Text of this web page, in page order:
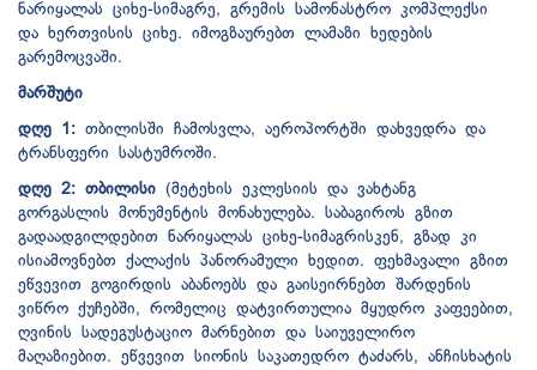
ნარიყალას ციხე-სიმაგრე, გრემის სამონასტრო კომპლექსი
და ხერთვისის ციხე. იმოგზაურებთ ლამაზი ხედების
გარემოცვაში.
მარშუტი
დღე 1: თბილისში ჩამოსვლა, აეროპორტში დახვედრა და
ტრანსფერი სასტუმროში.
დღე 2: თბილისი (მეტეხის ეკლესიის და ვახტანგ
გორგასლის მონუმენტის მონახულება. საბაგიროს გზით
გადაადგილდებით ნარიყალას ციხე-სიმაგრისკენ, გზად კი
ისიამოვნებთ ქალაქის პანორამული ხედით. ფეხმავალი გზით
ეწვევით გოგირდის აბანოებს და გაისეირნებთ შარდენის
ვიწრო ქუჩებში, რომელიც დატვირთულია მყუდრო კაფეებით,
ღვინის სადეგუსტაციო მარნებით და საიუველირო
მაღაზიებით. ეწვევით სიონის საკათედრო ტაძარს, ანჩისხატის